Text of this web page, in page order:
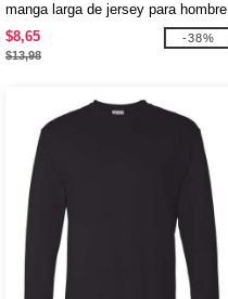
manga larga de jersey para hombre
$8,65
$13,98
-38%